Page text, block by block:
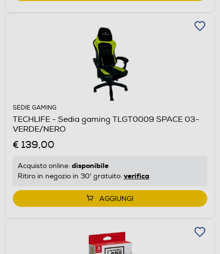
SEDIE GAMING
TECHLIFE - Sedia gaming TLGT0009 SPACE 03-
VERDE/NERO
€ 139,00
Acquisto online: disponibile
Ritiro in negozio in 30' gratuito: verifica
AGGIUNGI